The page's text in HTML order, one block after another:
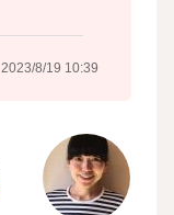
2023/8/19 10:39